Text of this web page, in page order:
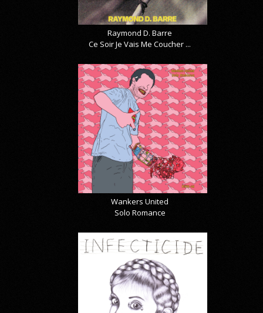
Raymond D. Barre
Ce Soir Je Vais Me Coucher ...
Wankers United
Solo Romance